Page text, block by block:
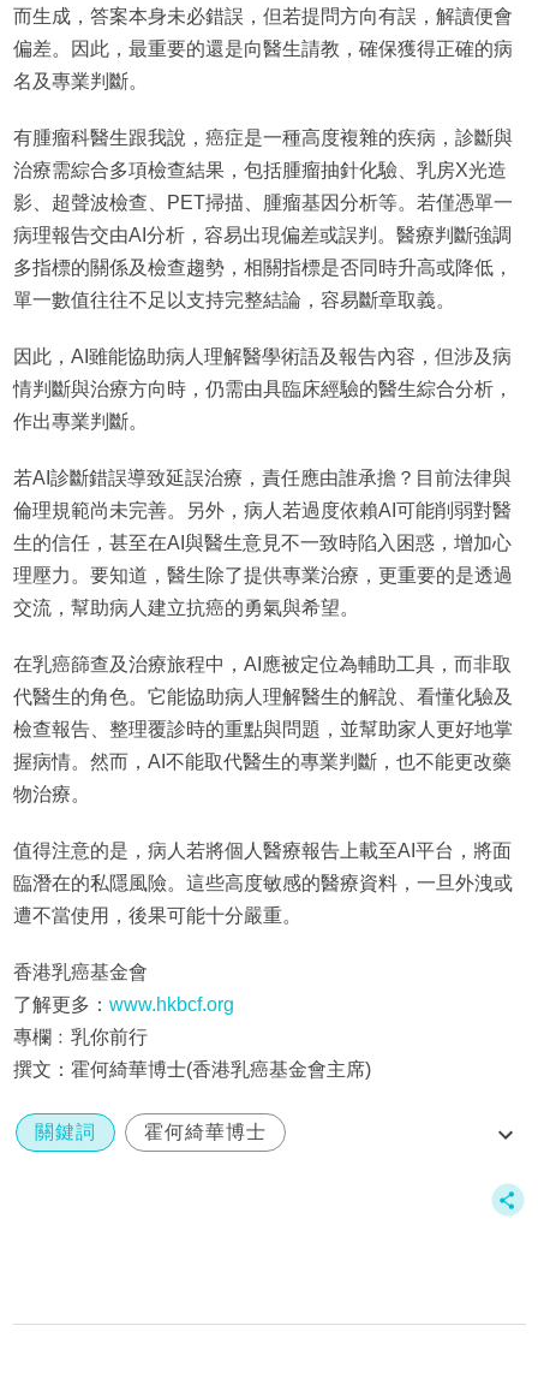
而生成，答案本身未必錯誤，但若提問方向有誤，解讀便會
偏差。因此，最重要的還是向醫生請教，確保獲得正確的病
名及專業判斷。
有腫瘤科醫生跟我說，癌症是一種高度複雜的疾病，診斷與
治療需綜合多項檢查結果，包括腫瘤抽針化驗、乳房X光造
影、超聲波檢查、PET掃描、腫瘤基因分析等。若僅憑單一
病理報告交由AI分析，容易出現偏差或誤判。醫療判斷強調
多指標的關係及檢查趨勢，相關指標是否同時升高或降低，
單一數值往往不足以支持完整結論，容易斷章取義。
因此，AI雖能協助病人理解醫學術語及報告內容，但涉及病
情判斷與治療方向時，仍需由具臨床經驗的醫生綜合分析，
作出專業判斷。
若AI診斷錯誤導致延誤治療，責任應由誰承擔？目前法律與
倫理規範尚未完善。另外，病人若過度依賴AI可能削弱對醫
生的信任，甚至在AI與醫生意見不一致時陷入困惑，增加心
理壓力。要知道，醫生除了提供專業治療，更重要的是透過
交流，幫助病人建立抗癌的勇氣與希望。
在乳癌篩查及治療旅程中，AI應被定位為輔助工具，而非取
代醫生的角色。它能協助病人理解醫生的解說、看懂化驗及
檢查報告、整理覆診時的重點與問題，並幫助家人更好地掌
握病情。然而，AI不能取代醫生的專業判斷，也不能更改藥
物治療。
值得注意的是，病人若將個人醫療報告上載至AI平台，將面
臨潛在的私隱風險。這些高度敏感的醫療資料，一旦外洩或
遭不當使用，後果可能十分嚴重。
香港乳癌基金會
了解更多： www.hkbcf.org
專欄﹕乳你前行
撰文：霍何綺華博士(香港乳癌基金會主席)
關鍵詞 霍何綺華博士